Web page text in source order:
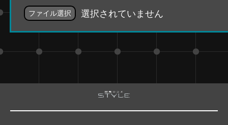
ファイル選択 選択されていません